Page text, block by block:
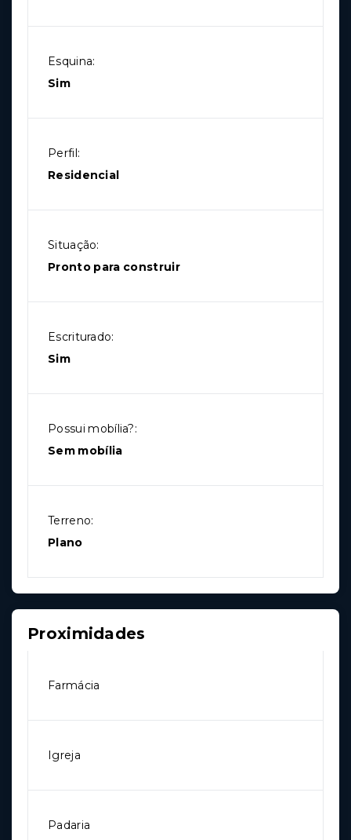
Esquina:
Sim
Perfil:
Residencial
Situação:
Pronto para construir
Escriturado:
Sim
Possui mobília?:
Sem mobília
Terreno:
Plano
Proximidades
Farmácia
Igreja
Padaria